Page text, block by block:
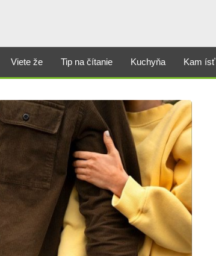
Viete že Tip na čítanie Kuchyňa Kam ísť